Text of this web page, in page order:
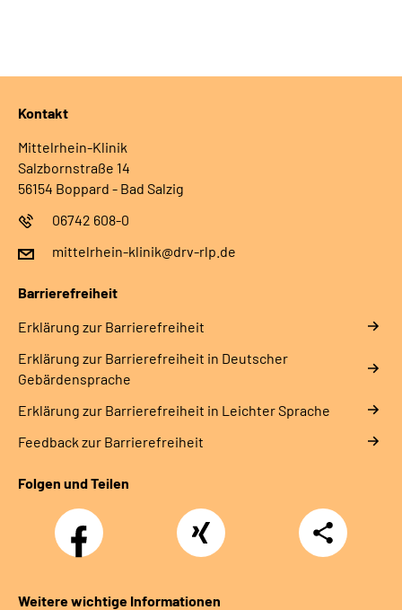
Kontakt
Mittelrhein-Klinik
Salzbornstraße 14
56154 Boppard - Bad Salzig
06742 608-0
mittelrhein-klinik@drv-rlp.de
Barrierefreiheit
Erklärung zur Barrierefreiheit
Erklärung zur Barrierefreiheit in Deutscher
Gebärdensprache
Erklärung zur Barrierefreiheit in Leichter Sprache
Feedback zur Barrierefreiheit
Folgen und Teilen
Facebook Xing
Teilen
Weitere wichtige Informationen